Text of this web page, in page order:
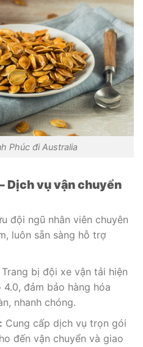
Phúc đi Australia
Dịch vụ vận chuyển
đội ngũ nhân viên chuyên
luôn sẵn sàng hỗ trợ
Trang bị đội xe vận tải hiện
đảm bảo hàng hóa
nhanh chóng.
Cung cấp dịch vụ trọn gói
đến vận chuyển và giao